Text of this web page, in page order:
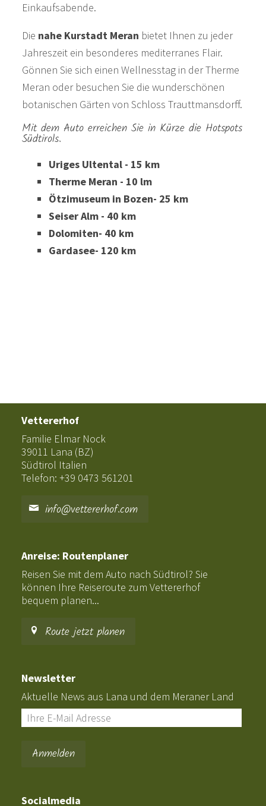
Einkaufsabende.
Die nahe Kurstadt Meran bietet Ihnen zu jeder
Jahreszeit ein besonderes mediterranes Flair.
Gönnen Sie sich einen Wellnesstag in der Therme
Meran oder besuchen Sie die wunderschönen
botanischen Gärten von Schloss Trauttmansdorff.
Mit dem Auto erreichen Sie in Kürze die Hotspots
Südtirols.
Uriges Ultental - 15 km
Therme Meran - 10 lm
Ötzimuseum in Bozen- 25 km
Seiser Alm - 40 km
Dolomiten- 40 km
Gardasee- 120 km
Vettererhof
Familie Elmar Nock
39011 Lana (BZ)
Südtirol Italien
Telefon: +39 0473 561201
info@vettererhof.com
Anreise: Routenplaner
Reisen Sie mit dem Auto nach Südtirol? Sie
können Ihre Reiseroute zum Vettererhof
bequem planen...
Route jetzt planen
Newsletter
Aktuelle News aus Lana und dem Meraner Land
Socialmedia